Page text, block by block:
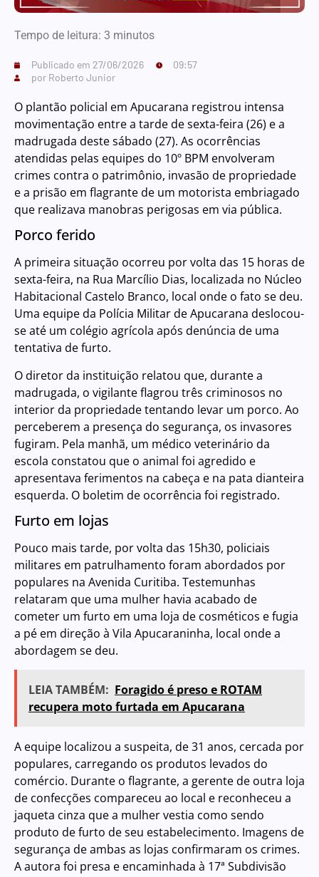
Tempo de leitura: 3 minutos
Publicado em 27/06/2026
09:57
por Roberto Junior
O plantão policial em Apucarana registrou intensa
movimentação entre a tarde de sexta-feira (26) e a
madrugada deste sábado (27). As ocorrências
atendidas pelas equipes do 10º BPM envolveram
crimes contra o patrimônio, invasão de propriedade
e a prisão em flagrante de um motorista embriagado
que realizava manobras perigosas em via pública.
Porco ferido
A primeira situação ocorreu por volta das 15 horas de
sexta-feira, na Rua Marcílio Dias, localizada no Núcleo
Habitacional Castelo Branco, local onde o fato se deu.
Uma equipe da Polícia Militar de Apucarana deslocou-
se até um colégio agrícola após denúncia de uma
tentativa de furto.
O diretor da instituição relatou que, durante a
madrugada, o vigilante flagrou três criminosos no
interior da propriedade tentando levar um porco. Ao
perceberem a presença do segurança, os invasores
fugiram. Pela manhã, um médico veterinário da
escola constatou que o animal foi agredido e
apresentava ferimentos na cabeça e na pata dianteira
esquerda. O boletim de ocorrência foi registrado.
Furto em lojas
Pouco mais tarde, por volta das 15h30, policiais
militares em patrulhamento foram abordados por
populares na Avenida Curitiba. Testemunhas
relataram que uma mulher havia acabado de
cometer um furto em uma loja de cosméticos e fugia
a pé em direção à Vila Apucaraninha, local onde a
abordagem se deu.
LEIA TAMBÉM: Foragido é preso e ROTAM
recupera moto furtada em Apucarana
A equipe localizou a suspeita, de 31 anos, cercada por
populares, carregando os produtos levados do
comércio. Durante o flagrante, a gerente de outra loja
de confecções compareceu ao local e reconheceu a
jaqueta cinza que a mulher vestia como sendo
produto de furto de seu estabelecimento. Imagens de
segurança de ambas as lojas confirmaram os crimes.
A autora foi presa e encaminhada à 17ª Subdivisão